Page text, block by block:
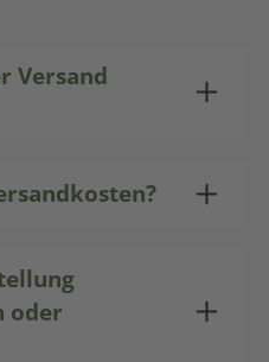
Versand
oder